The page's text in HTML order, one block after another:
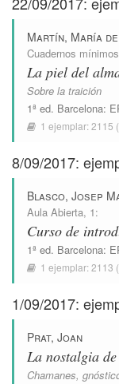
Martín, María
Cuadernos mínimos
La piel del
Sobre la traición
1ª ed. Barcelona:
1 ejemplar:2115
8/09/2017:
Blasco, Josep
Aula Abierta, 1:
Curso de
1ª ed. Barcelona:
1 ejemplar:2113
1/09/2017:
Prat, Joan
La nostalgia
Chamanes,